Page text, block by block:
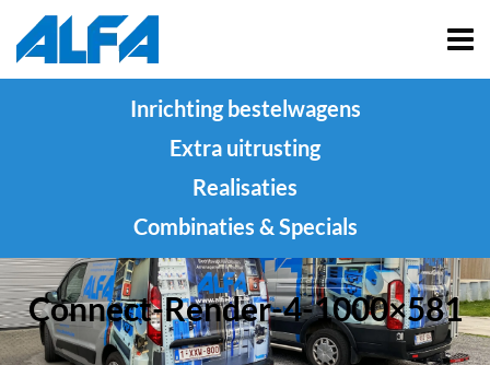
Inrichting bestelwagens
Extra uitrusting
Realisaties
Combinaties & Specials
Connect-Render-4-1000×581